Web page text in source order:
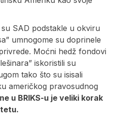
SAD podstakle u okviru
umnogome su doprinele
Moćni hedž fondovi
iskoristili su
tako što su isisali
američkog pravosudnog
u BRIKS-u je veliki korak